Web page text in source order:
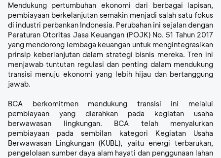
Mendukung pertumbuhan ekonomi dari berbagai lapisan,
pembiayaan berkelanjutan semakin menjadi salah satu fokus
di industri perbankan Indonesia. Perubahan ini sejalan dengan
Peraturan Otoritas Jasa Keuangan (POJK) No. 51 Tahun 2017
yang mendorong lembaga keuangan untuk mengintegrasikan
prinsip keberlanjutan dalam strategi bisnis mereka. Tren ini
menjawab tuntutan regulasi dan penting dalam mendukung
transisi menuju ekonomi yang lebih hijau dan bertanggung
jawab.
BCA berkomitmen mendukung transisi ini melalui
pembiayaan yang diarahkan pada kegiatan usaha
berwawasan lingkungan. BCA telah menyalurkan
pembiayaan pada sembilan kategori Kegiatan Usaha
Berwawasan Lingkungan (KUBL), yaitu energi terbarukan,
pengelolaan sumber daya alam hayati dan penggunaan lahan